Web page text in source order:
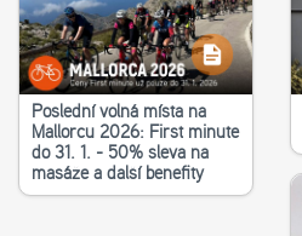
Poslední volná místa na
Mallorcu 2026: First minute
do 31. 1. - 50% sleva na
masáže a další benefity